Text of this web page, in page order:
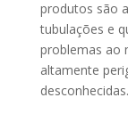
produtos são
tubulações e
problemas ao
altamente
desconhecidas.